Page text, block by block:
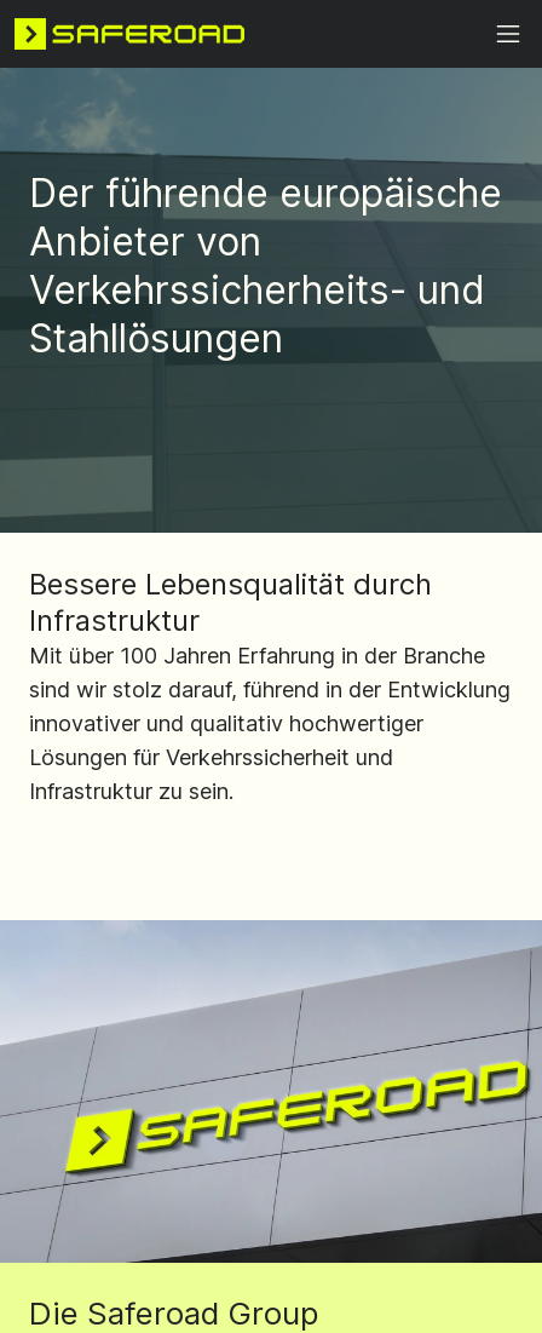
Der führende europäische
Anbieter von
Verkehrssicherheits- und
Stahllösungen
Bessere Lebensqualität durch
Infrastruktur
Mit über 100 Jahren Erfahrung in der Branche
sind wir stolz darauf, führend in der Entwicklung
innovativer und qualitativ hochwertiger
Lösungen für Verkehrssicherheit und
Infrastruktur zu sein.
Die Saferoad Group